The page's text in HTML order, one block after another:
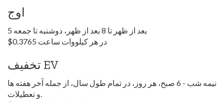
اوج
5 بعد از ظهر تا 8 بعد از ظهر، دوشنبه تا جمعه
$0.3765 در هر کیلووات ساعت
تخفیف EV
نیمه شب - 6 صبح، هر روز، در تمام طول سال، از جمله آخر هفته ها
و تعطیلات.